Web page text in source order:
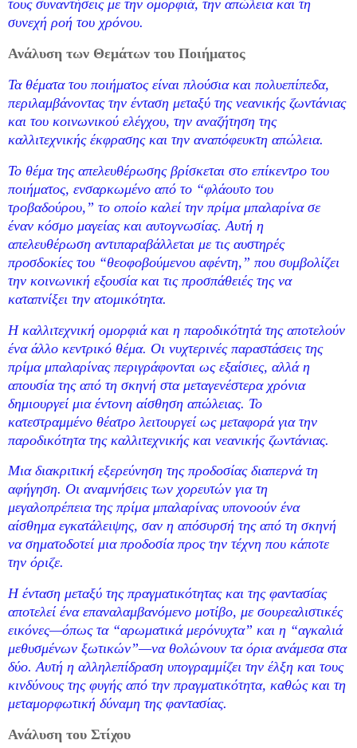
τους συναντήσεις με την ομορφιά, την απώλεια και τη
συνεχή ροή του χρόνου.
Ανάλυση των Θεμάτων του Ποιήματος
Τα θέματα του ποιήματος είναι πλούσια και πολυεπίπεδα,
περιλαμβάνοντας την ένταση μεταξύ της νεανικής ζωντάνιας
και του κοινωνικού ελέγχου, την αναζήτηση της
καλλιτεχνικής έκφρασης και την αναπόφευκτη απώλεια.
Το θέμα της απελευθέρωσης βρίσκεται στο επίκεντρο του
ποιήματος, ενσαρκωμένο από το “φλάουτο του
τροβαδούρου,” το οποίο καλεί την πρίμα μπαλαρίνα σε
έναν κόσμο μαγείας και αυτογνωσίας. Αυτή η
απελευθέρωση αντιπαραβάλλεται με τις αυστηρές
προσδοκίες του “θεοφοβούμενου αφέντη,” που συμβολίζει
την κοινωνική εξουσία και τις προσπάθειές της να
καταπνίξει την ατομικότητα.
Η καλλιτεχνική ομορφιά και η παροδικότητά της αποτελούν
ένα άλλο κεντρικό θέμα. Οι νυχτερινές παραστάσεις της
πρίμα μπαλαρίνας περιγράφονται ως εξαίσιες, αλλά η
απουσία της από τη σκηνή στα μεταγενέστερα χρόνια
δημιουργεί μια έντονη αίσθηση απώλειας. Το
κατεστραμμένο θέατρο λειτουργεί ως μεταφορά για την
παροδικότητα της καλλιτεχνικής και νεανικής ζωντάνιας.
Μια διακριτική εξερεύνηση της προδοσίας διαπερνά τη
αφήγηση. Οι αναμνήσεις των χορευτών για τη
μεγαλοπρέπεια της πρίμα μπαλαρίνας υπονοούν ένα
αίσθημα εγκατάλειψης, σαν η απόσυρσή της από τη σκηνή
να σηματοδοτεί μια προδοσία προς την τέχνη που κάποτε
την όριζε.
Η ένταση μεταξύ της πραγματικότητας και της φαντασίας
αποτελεί ένα επαναλαμβανόμενο μοτίβο, με σουρεαλιστικές
εικόνες—όπως τα “αρωματικά μερόνυχτα” και η “αγκαλιά
μεθυσμένων ξωτικών”—να θολώνουν τα όρια ανάμεσα στα
δύο. Αυτή η αλληλεπίδραση υπογραμμίζει την έλξη και τους
κινδύνους της φυγής από την πραγματικότητα, καθώς και τη
μεταμορφωτική δύναμη της φαντασίας.
Ανάλυση του Στίχου